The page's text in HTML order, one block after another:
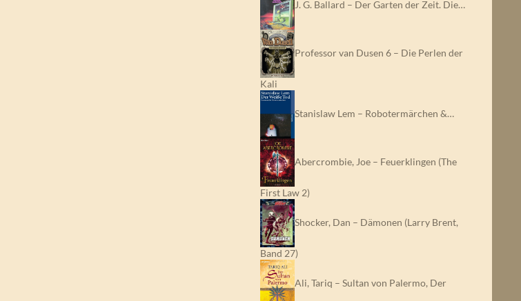
J. G. Ballard – Der Garten der Zeit. Die…
Professor van Dusen 6 – Die Perlen der
Kali
Stanislaw Lem – Robotermärchen &…
Abercrombie, Joe – Feuerklingen (The
First Law 2)
Shocker, Dan – Dämonen (Larry Brent,
Band 27)
Ali, Tariq – Sultan von Palermo, Der